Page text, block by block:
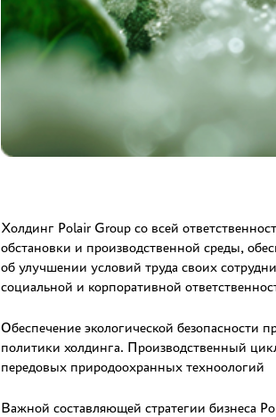
Холдинг Polair Group со всей
обстановки и производственной среды,
об улучшении условий труда своих
социальной и корпоративной
Обеспечение экологической безопасности
политики холдинга. Производственный
передовых природоохранных техноологий
Важной составляющей стратегии бизнеса